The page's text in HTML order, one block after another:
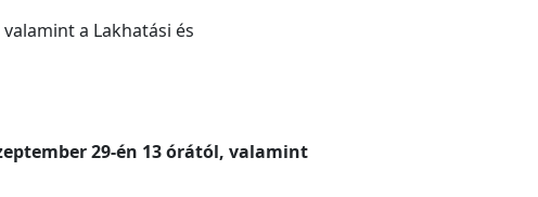
a Lakhatási és
29-én 13 órától, valamint